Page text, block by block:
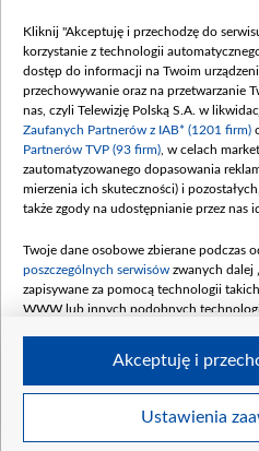
Procedura
Kliknij "Akceptuję i przechodzę do
korzystanie z technologii
dostęp do informacji na Twoim
przechowywanie oraz na przetwarzanie
nas, czyli Telewizję Polską S.A. w
Zaufanych Partnerów z IAB* (1201 firm)
Partnerów TVP (93 firm) , w celach
zautomatyzowanego dopasowania
mierzenia ich skuteczności) i
także zgody na udostępnianie przez nas
Twoje dane osobowe zbierane podczas
poszczególnych serwisów zwanych dalej
zapisywane za pomocą technologii
WWW lub innych podobnych
Twoje dane osobowe zbierane podczas
Ustawienia
Akceptuję i